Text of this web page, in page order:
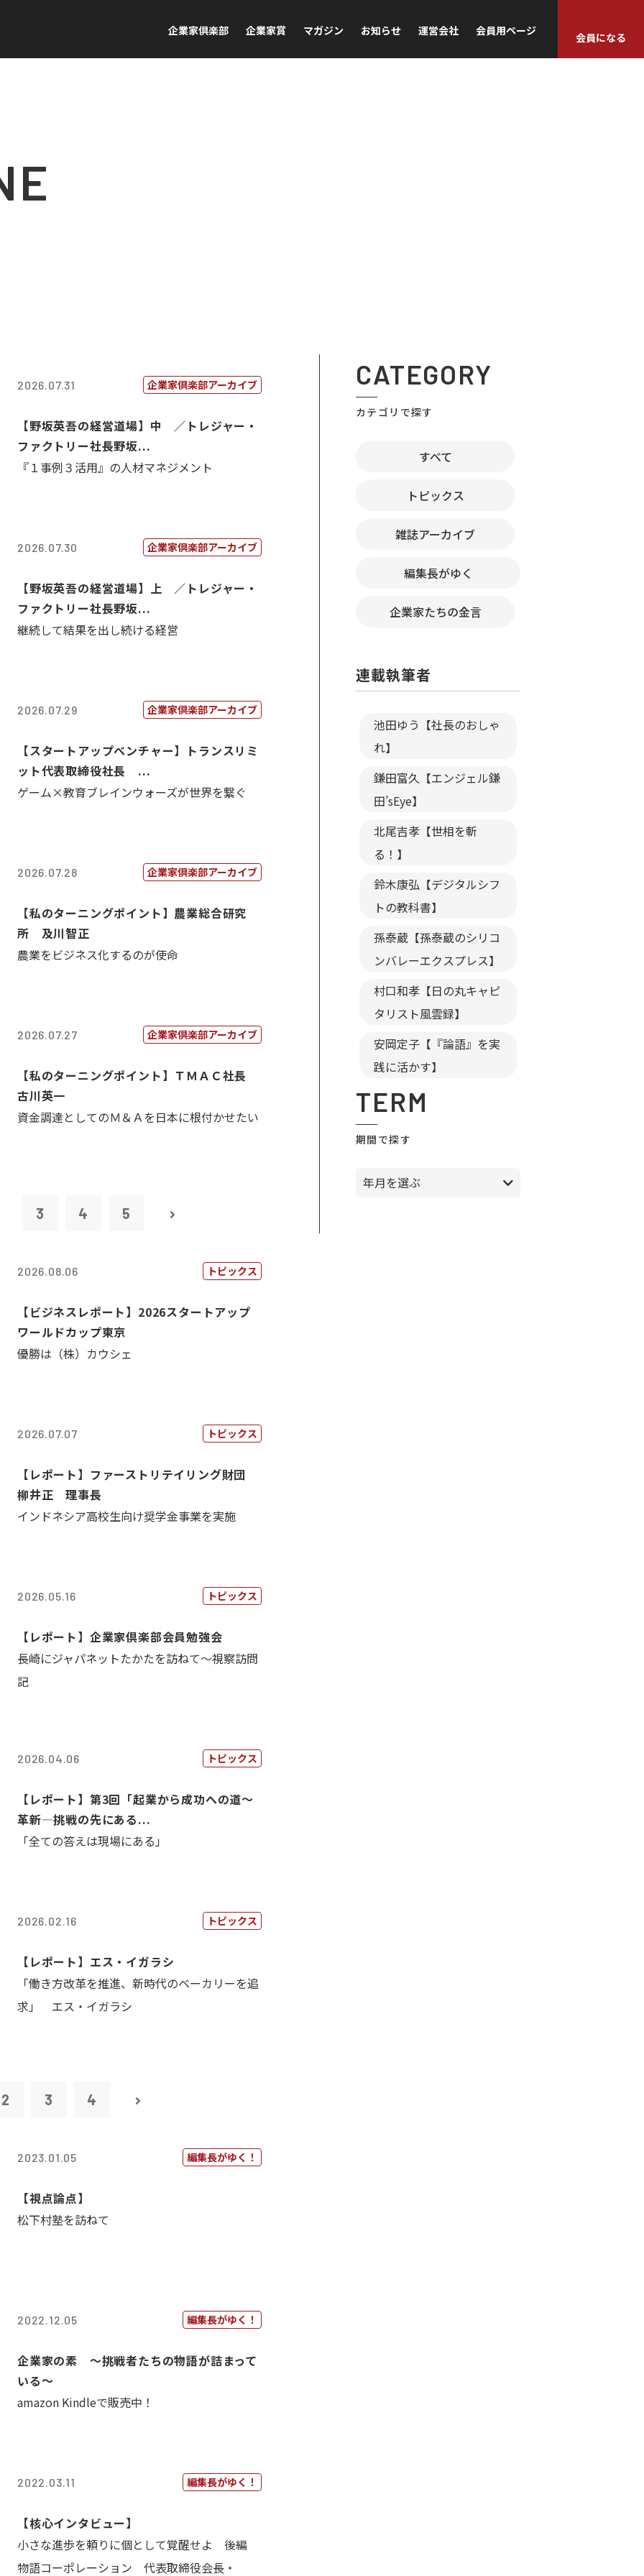
企業家倶楽部 企業家賞 マガジン お知らせ 運営会社 会員用ページ
会員になる
2026.07.31 企業家倶楽部アーカイブ
【野坂英吾の経営道場】中 ／トレジャー・
ファクトリー社長野坂...
『１事例３活用』の人材マネジメント
2026.07.30 企業家倶楽部アーカイブ
【野坂英吾の経営道場】上 ／トレジャー・
ファクトリー社長野坂...
継続して結果を出し続ける経営
2026.07.29 企業家倶楽部アーカイブ
【スタートアップベンチャー】トランスリミ
ット代表取締役社長 ...
ゲーム×教育ブレインウォーズが世界を繋ぐ
2026.07.28 企業家倶楽部アーカイブ
【私のターニングポイント】農業総合研究
所 及川智正
農業をビジネス化するのが使命
2026.07.27 企業家倶楽部アーカイブ
【私のターニングポイント】ＴＭＡＣ社長
古川英一
資金調達としてのＭ＆Ａを日本に根付かせたい
3 4 5
2026.08.06 トピックス
【ビジネスレポート】2026スタートアップ
ワールドカップ東京
優勝は（株）カウシェ
2026.07.07 トピックス
【レポート】ファーストリテイリング財団
柳井正 理事長
インドネシア高校生向け奨学金事業を実施
2026.05.16 トピックス
【レポート】企業家倶楽部会員勉強会
長崎にジャパネットたかたを訪ねて～視察訪問
記
2026.04.06 トピックス
【レポート】第3回「起業から成功への道～
革新―挑戦の先にある...
「全ての答えは現場にある」
2026.02.16 トピックス
【レポート】エス・イガラシ
「働き方改革を推進、新時代のベーカリーを追
求」 エス・イガラシ
2 3 4
2023.01.05 編集長がゆく！
【視点論点】
松下村塾を訪ねて
2022.12.05 編集長がゆく！
企業家の素 〜挑戦者たちの物語が詰まって
いる〜
amazon Kindleで販売中！
2022.03.11 編集長がゆく！
【核心インタビュー】
小さな進歩を頼りに個として覚醒せよ 後編
物語コーポレーション 代表取締役会長・
CATEGORY
カテゴリで探す
すべて
トピックス
雑誌アーカイブ
編集長がゆく
企業家たちの金言
連載執筆者
池田ゆう【社長のおしゃ
れ】
鎌田富久【エンジェル鎌
田’sEye】
北尾吉孝【世相を斬
る！】
鈴木康弘【デジタルシフ
トの教科書】
孫泰蔵【孫泰蔵のシリコ
ンバレーエクスプレス】
村口和孝【日の丸キャピ
タリスト風雲録】
安岡定子【『論語』を実
践に活かす】
TERM
期間で探す
年月を選ぶ